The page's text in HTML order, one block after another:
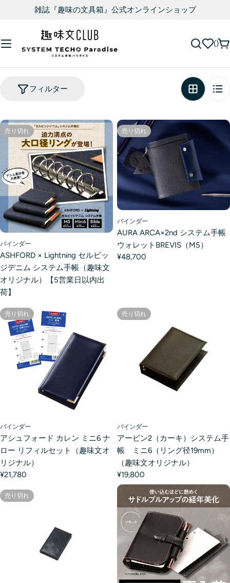
雑誌『趣味の文具箱』公式オンラインショップ
フィルター
売り切れ
バインダー
ASHFORD × Lightning セルビッ
ジデニム システム手帳（趣味文
オリジナル）【5営業日以内出
荷】
売り切れ
バインダー
AURA ARCA×2nd システム手帳
ウォレットBREVIS（M5）
¥48,700
売り切れ
バインダー
アシュフォード カレン ミニ6 ナ
ロー リフィルセット（趣味文オ
リジナル）
¥21,780
売り切れ
バインダー
アービン2（カーキ）システム手
帳 ミニ6（リング径19mm）
（趣味文オリジナル）
¥19,800
売り切れ